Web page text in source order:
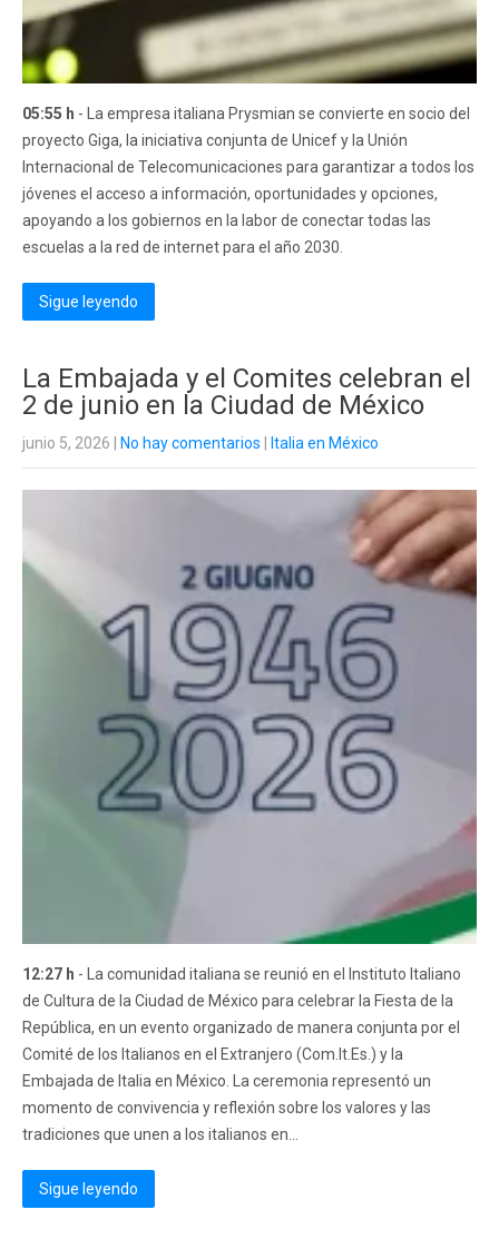
05:55 h - La empresa italiana Prysmian se convierte en socio del
proyecto Giga, la iniciativa conjunta de Unicef y la Unión
Internacional de Telecomunicaciones para garantizar a todos los
jóvenes el acceso a información, oportunidades y opciones,
apoyando a los gobiernos en la labor de conectar todas las
escuelas a la red de internet para el año 2030.
Sigue leyendo
La Embajada y el Comites celebran el
2 de junio en la Ciudad de México
junio 5, 2026 No hay comentarios Italia en México
12:27 h - La comunidad italiana se reunió en el Instituto Italiano
de Cultura de la Ciudad de México para celebrar la Fiesta de la
República, en un evento organizado de manera conjunta por el
Comité de los Italianos en el Extranjero (Com.It.Es.) y la
Embajada de Italia en México. La ceremonia representó un
momento de convivencia y reflexión sobre los valores y las
tradiciones que unen a los italianos en...
Sigue leyendo